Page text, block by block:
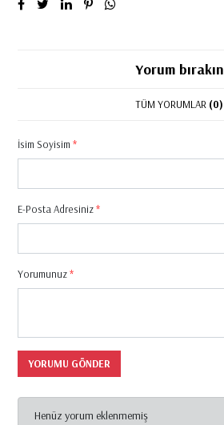
Yorum bırakın
TÜM YORUMLAR (0)
İsim Soyisim*
E-Posta Adresiniz*
Yorumunuz*
YORUMU GÖNDER
Henüz yorum eklenmemiş